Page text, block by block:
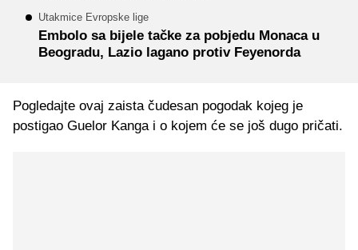
Utakmice Evropske lige
Embolo sa bijele tačke za pobjedu Monaca u
Beogradu, Lazio lagano protiv Feyenorda
Pogledajte ovaj zaista čudesan pogodak kojeg je
postigao Guelor Kanga i o kojem će se još dugo pričati.